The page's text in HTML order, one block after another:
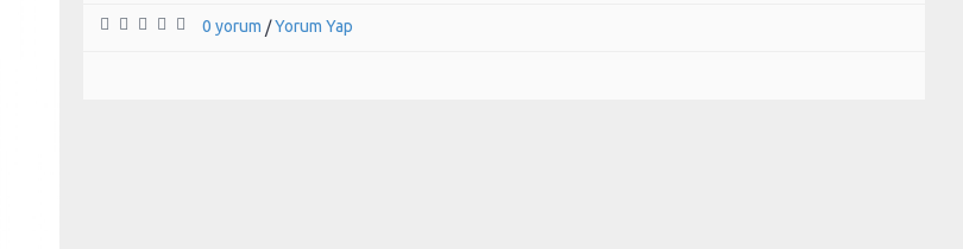
0 yorum /Yorum Yap